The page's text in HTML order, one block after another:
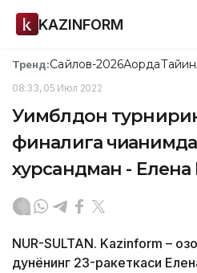
KAZINFORM
Тренд:Сайлов-2026Ақорда
08:33, 05 Июл 2022
Уимблдон
финалига
хурсандман -
NUR-SULTAN. Kazinform –
дунёнинг 23-ракеткаси